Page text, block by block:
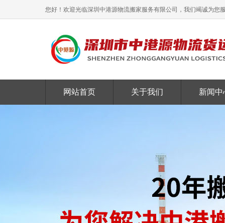
您好！欢迎光临深圳中港源物流搬家服务有限公司，我们竭诚为您
网站首页 关于我们 新闻中